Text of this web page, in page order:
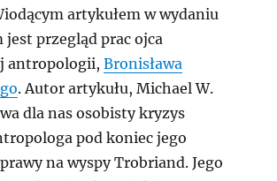
artykułem w wydaniu
przegląd prac ojca
antropologii,Bronisława
. Autor artykułu, Michael W.
dla nas osobisty kryzys
pod koniec jego
na wyspy Trobriand. Jego